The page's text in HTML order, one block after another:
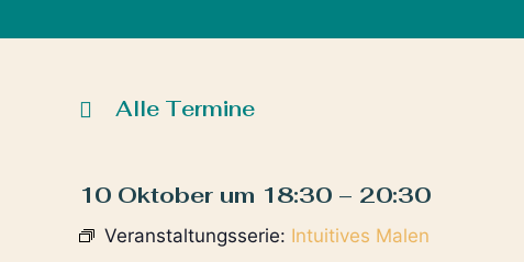
Alle Termine
10 Oktober um 18:30 – 20:30
Veranstaltungsserie: Intuitives Malen